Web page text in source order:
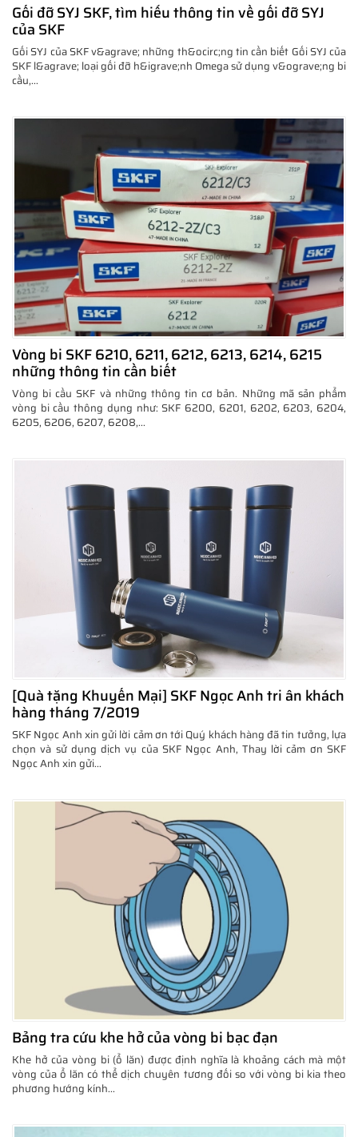
Gối đỡ SYJ SKF, tìm hiểu thông tin về gối đỡ SYJ
của SKF
Gối SYJ của SKF v&agrave; những th&ocirc;ng tin cần biết Gối SYJ của
SKF l&agrave; loại gối đỡ h&igrave;nh Omega sử dụng v&ograve;ng bi
cầu,...
Vòng bi SKF 6210, 6211, 6212, 6213, 6214, 6215
những thông tin cần biết
Vòng bi cầu SKF và những thông tin cơ bản. Những mã sản phẩm
vòng bi cầu thông dụng như: SKF 6200, 6201, 6202, 6203, 6204,
6205, 6206, 6207, 6208,...
[Quà tặng Khuyến Mại] SKF Ngọc Anh tri ân khách
hàng tháng 7/2019
SKF Ngọc Anh xin gửi lời cảm ơn tới Quý khách hàng đã tin tưởng, lựa
chọn và sử dụng dịch vụ của SKF Ngọc Anh, Thay lời cảm ơn SKF
Ngọc Anh xin gửi...
Bảng tra cứu khe hở của vòng bi bạc đạn
Khe hở của vòng bi (ổ lăn) được định nghĩa là khoảng cách mà một
vòng của ổ lăn có thể dịch chuyên tương đối so với vòng bi kia theo
phương hướng kính...